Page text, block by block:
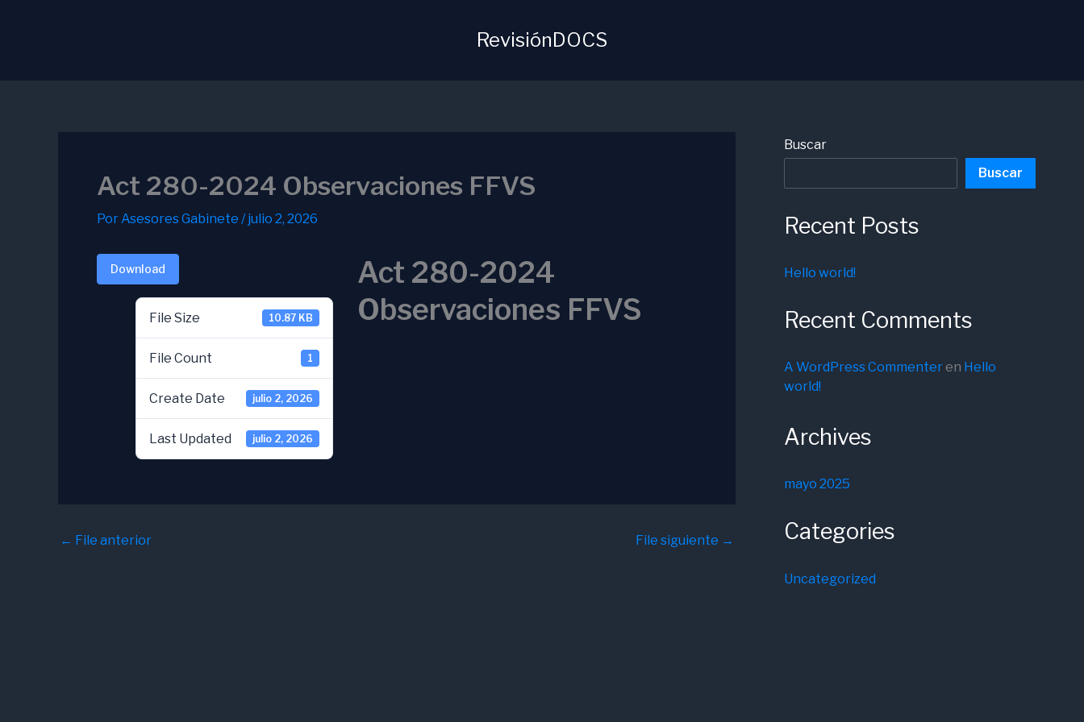
RevisiónDOCS
Act 280-2024 Observaciones FFVS
PorAsesores Gabinete /julio 2, 2026
Download
File Size 10.87 KB
File Count 1
Create Date julio 2, 2026
Last Updated julio 2, 2026
Act 280-2024
Observaciones FFVS
← File anterior File siguiente →
Buscar
Buscar
Recent Posts
Hello world!
Recent Comments
A WordPress Commenteren Hello
world!
Archives
mayo 2025
Categories
Uncategorized